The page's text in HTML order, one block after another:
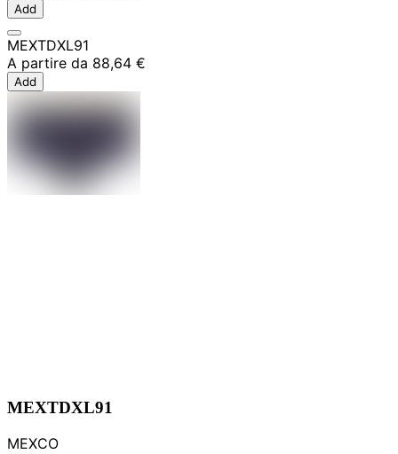
Add
MEXTDXL91
A partire da 88,64 €
Add
MEXTDXL91
MEXCO